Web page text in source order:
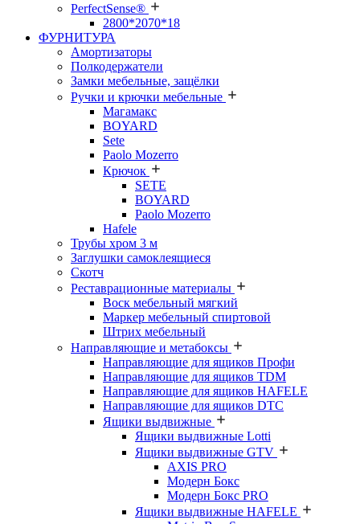
PerfectSense®
2800*2070*18
ФУРНИТУРА
Амортизаторы
Полкодержатели
Замки мебельные, защёлки
Ручки и крючки мебельные
Магамакс
BOYARD
Sete
Paolo Mozerro
Крючок
SETE
BOYARD
Paolo Mozerro
Hafele
Трубы хром 3 м
Заглушки самоклеящиеся
Скотч
Реставрационные материалы
Воск мебельный мягкий
Маркер мебельный спиртовой
Штрих мебельный
Направляющие и метабоксы
Направляющие для ящиков Профи
Направляющие для ящиков TDM
Направляющие для ящиков HAFELE
Направляющие для ящиков DTC
Ящики выдвижные
Ящики выдвижные Lotti
Ящики выдвижные GTV
AXIS PRO
Модерн Бокс
Модерн Бокс PRO
Ящики выдвижные HAFELE